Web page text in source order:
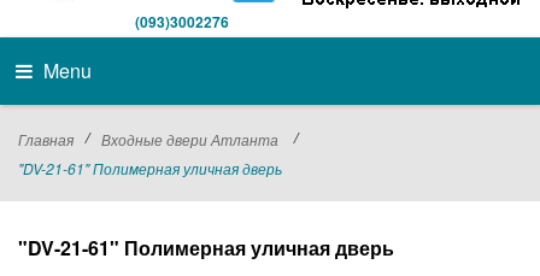
(093)3002276
Menu
Главная / Входные двери Атланта
/
"DV-21-61" Полимерная уличная дверь
"DV-21-61" Полимерная уличная дверь